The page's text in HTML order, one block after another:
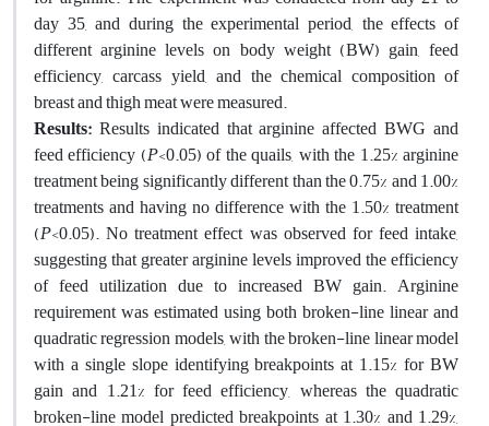
day 35, and during the experimental period, the effects of
different arginine levels on body weight (BW) gain, feed
efficiency, carcass yield, and the chemical composition of
breast and thigh meat were measured.
Results: Results indicated that arginine affected BWG and
feed efficiency (P<0.05) of the quails, with the 1.25% arginine
treatment being significantly different than the 0.75% and 1.00%
treatments and having no difference with the 1.50% treatment
(P<0.05). No treatment effect was observed for feed intake,
suggesting that greater arginine levels improved the efficiency
of feed utilization due to increased BW gain. Arginine
requirement was estimated using both broken-line linear and
quadratic regression models, with the broken-line linear model
with a single slope identifying breakpoints at 1.15% for BW
gain and 1.21% for feed efficiency, whereas the quadratic
broken-line model predicted breakpoints at 1.30% and 1.29%,